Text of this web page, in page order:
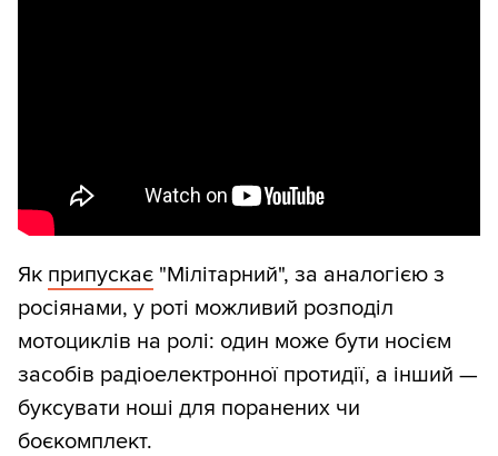
Як припускає "Мілітарний", за аналогією з
росіянами, у роті можливий розподіл
мотоциклів на ролі: один може бути носієм
засобів радіоелектронної протидії, а інший —
буксувати ноші для поранених чи
боєкомплект.